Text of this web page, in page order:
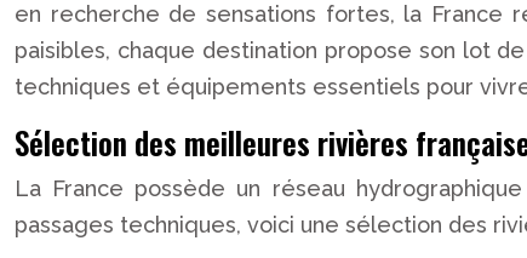
en recherche de sensations fortes, la France
paisibles, chaque destination propose son lot
techniques et équipements essentiels pour
Sélection des meilleures rivières
La France possède un réseau
passages techniques, voici une sélection des